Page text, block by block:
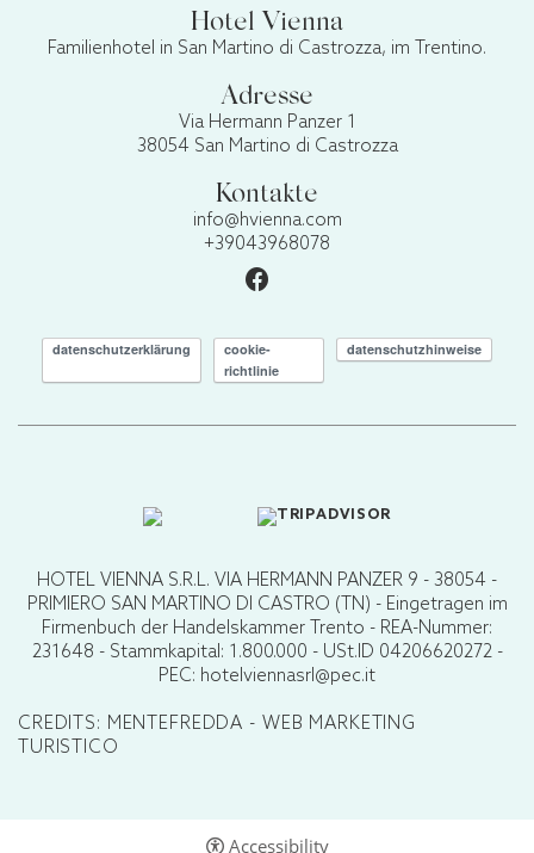
Hotel Vienna
Familienhotel in San Martino di Castrozza, im Trentino.
Adresse
Via Hermann Panzer 1
38054 San Martino di Castrozza
Kontakte
info@hvienna.com
+39043968078
datenschutzerklärung
cookie-
richtlinie
datenschutzhinweise
HOTEL VIENNA S.R.L. VIA HERMANN PANZER 9 - 38054 -
PRIMIERO SAN MARTINO DI CASTRO (TN) - Eingetragen im
Firmenbuch der Handelskammer Trento - REA-Nummer:
231648 - Stammkapital: 1.800.000 - USt.ID 04206620272 -
PEC: hotelviennasrl@pec.it
CREDITS: MENTEFREDDA - WEB MARKETING
TURISTICO
Accessibility